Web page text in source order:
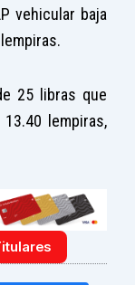
vehicular baja
25 libras que
lempiras,